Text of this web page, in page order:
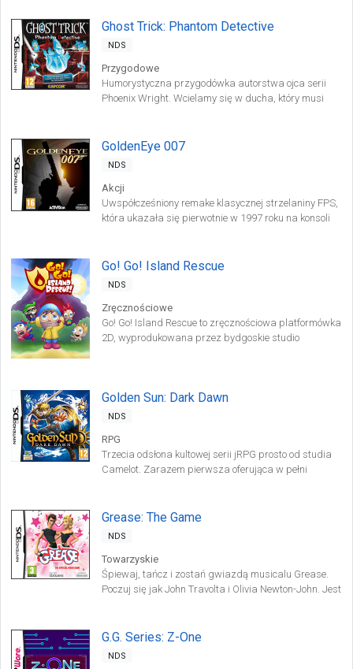
swoje moce zawdzięczają pierścieniom
Ghost Trick: Phantom Detective
NDS
Przygodowe
Humorystyczna przygodówka autorstwa ojca serii
Phoenix Wright. Wcielamy się w ducha, który musi
GoldenEye 007
NDS
Akcji
Uwspółcześniony remake klasycznej strzelaniny FPS,
która ukazała się pierwotnie w 1997 roku na konsoli
Go! Go! Island Rescue
NDS
Zręcznościowe
Go! Go! Island Rescue to zręcznościowa platformówka
2D, wyprodukowana przez bydgoskie studio
Golden Sun: Dark Dawn
NDS
RPG
Trzecia odsłona kultowej serii jRPG prosto od studia
Camelot. Zarazem pierwsza oferująca w pełni
prowadzenia rozmów z postaciami niezależnymi, a
Grease: The Game
NDS
Towarzyskie
Śpiewaj, tańcz i zostań gwiazdą musicalu Grease.
Poczuj się jak John Travolta i Olivia Newton-John. Jest
oraz wcielenie się w doskonale znane postacie, w tum
G.G. Series: Z-One
NDS